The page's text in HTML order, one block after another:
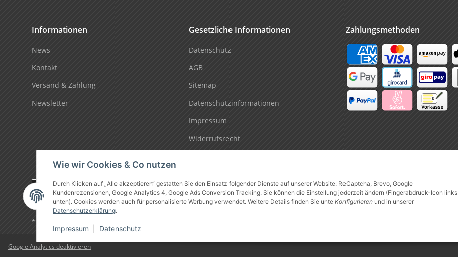
Wie wir Cookies & Co nutzen
Durch Klicken auf „Alle akzeptieren“ gestatten Sie den Einsatz folgender Dienste auf unserer Website: ReCaptcha, Brevo, Google
Kundenrezensionen, Google Analytics 4, Google Ads Conversion Tracking. Sie können die Einstellung jederzeit ändern (Fingerabdruck-Icon links
unten). Cookies werden auch für personalisierte Werbung verwendet. Weitere Details finden Sie unte Konfigurieren und in unserer
Datenschutzerklärung.
Impressum Datenschutz
Informationen
News
Kontakt
Versand & Zahlung
Newsletter
Gesetzliche Informationen
Datenschutz
AGB
Sitemap
Datenschutzinformationen
Impressum
Widerrufsrecht
Zahlungsmethoden
Vertrag widerrufen
* Alle Preise inkl. gesetzlicher USt., zzgl.
Google Analytics deaktivieren